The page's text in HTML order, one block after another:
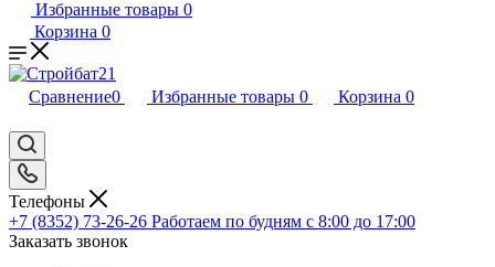
Избранные товары 0
Корзина 0
Сравнение0 Избранные товары 0 Корзина 0
Телефоны
+7 (8352) 73-26-26 Работаем по будням с 8:00 до 17:00
Заказать звонок